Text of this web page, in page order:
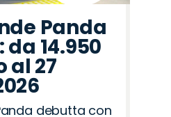
Panda
14.950
al 27
debutta con